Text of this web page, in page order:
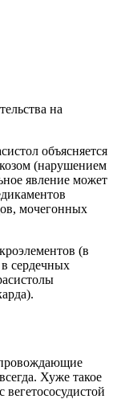
на
объясняется
(нарушением
явление может
мочегонных
(в
сердечных
Хуже такое